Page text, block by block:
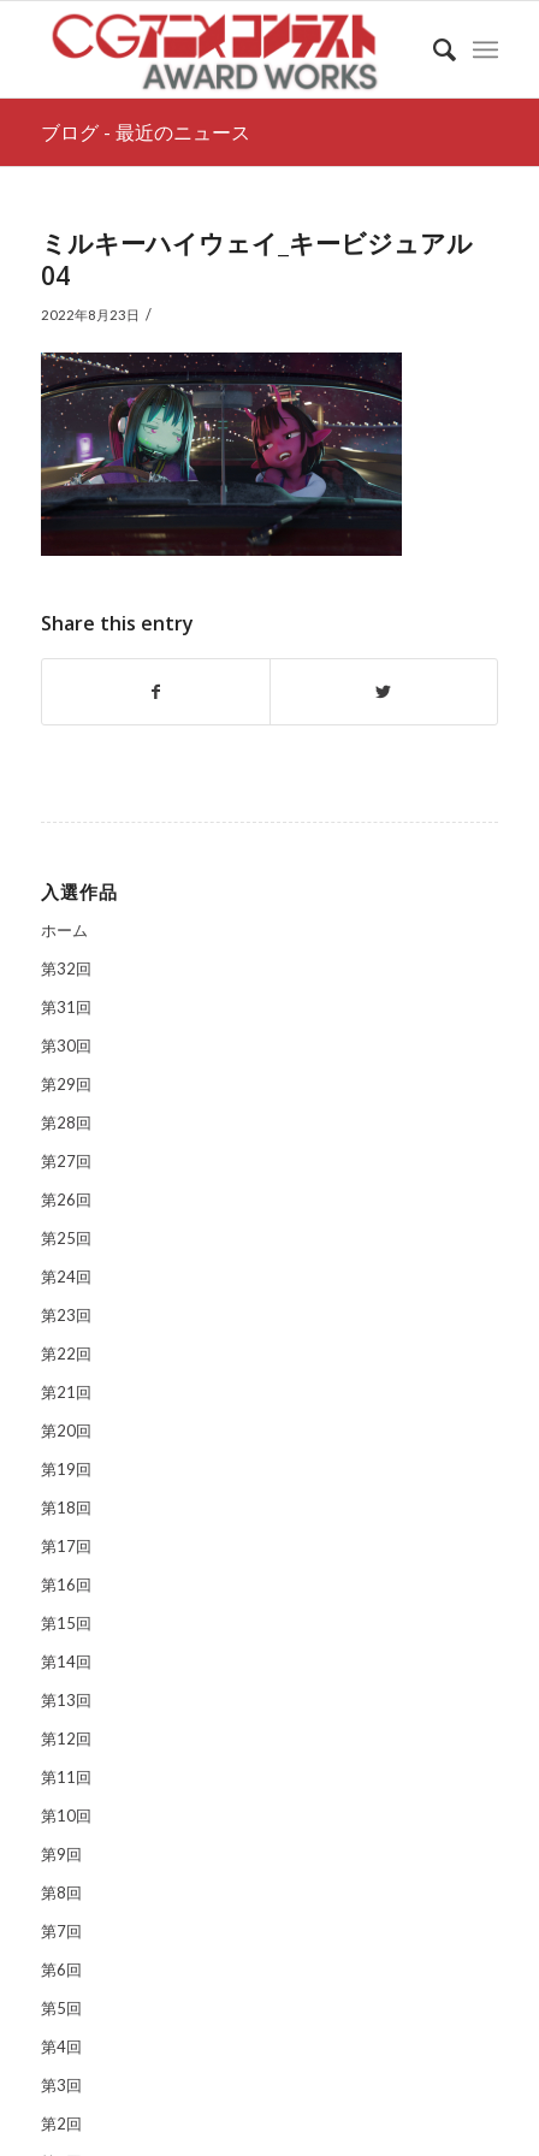
ブログ - 最近のニュース
ミルキーハイウェイ_キービジュアル
04
2022年8月23日 /
Share this entry
入選作品
ホーム
第32回
第31回
第30回
第29回
第28回
第27回
第26回
第25回
第24回
第23回
第22回
第21回
第20回
第19回
第18回
第17回
第16回
第15回
第14回
第13回
第12回
第11回
第10回
第9回
第8回
第7回
第6回
第5回
第4回
第3回
第2回